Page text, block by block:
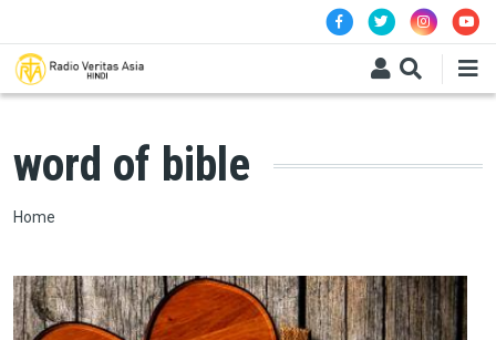
word of bible
Breadcrumb
Home